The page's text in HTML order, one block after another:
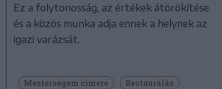
Ez a folytonosság, az értékek átörökítése
és a közös munka adja ennek a helynek az
igazi varázsát.
Mesterségem címere Restaurálás